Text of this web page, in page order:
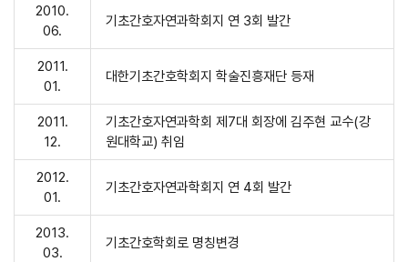
2010.
06.
기초간호자연과학회지 연 3회 발간
2011.
01.
대한기초간호학회지 학술진흥재단 등재
2011.
12.
기초간호자연과학회 제7대 회장에 김주현 교수(강
원대학교) 취임
2012.
01.
기초간호자연과학회지 연 4회 발간
2013.
03.
기초간호학회로 명칭변경